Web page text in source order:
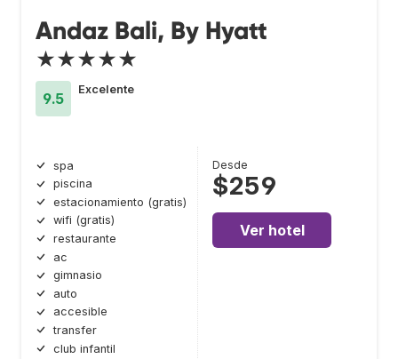
Andaz Bali, By Hyatt
★★★★★
9.5
Excelente
spa
piscina
estacionamiento (gratis)
wifi (gratis)
restaurante
ac
gimnasio
auto
accesible
transfer
club infantil
Desde
$259
Ver hotel